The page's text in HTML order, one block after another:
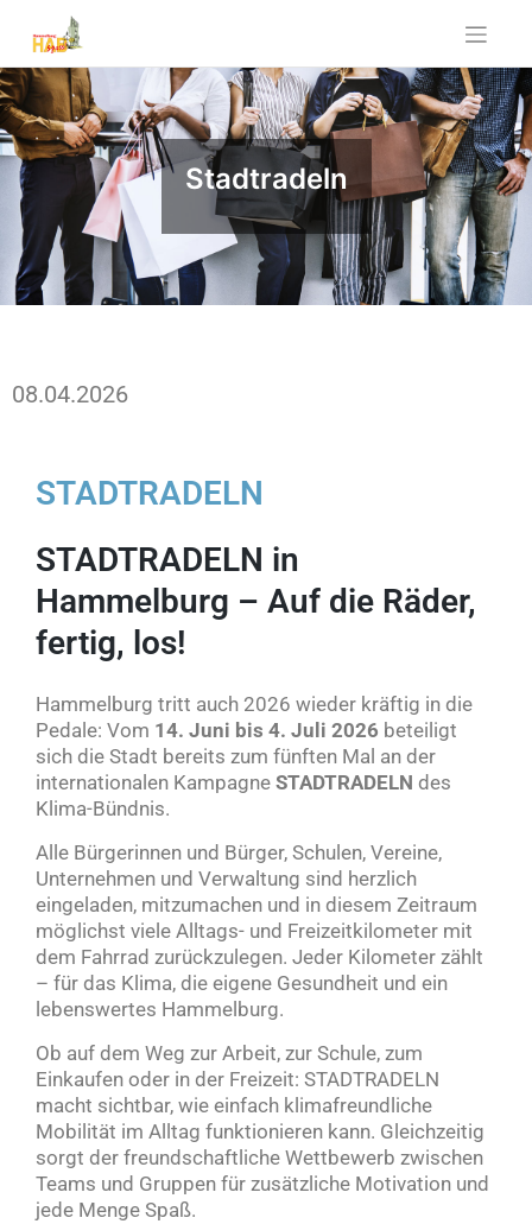
Stadtradeln
08.04.2026
STADTRADELN
STADTRADELN in
Hammelburg – Auf die Räder,
fertig, los!
Hammelburg tritt auch 2026 wieder kräftig in die
Pedale: Vom 14. Juni bis 4. Juli 2026 beteiligt
sich die Stadt bereits zum fünften Mal an der
internationalen Kampagne STADTRADELN des
Klima-Bündnis.
Alle Bürgerinnen und Bürger, Schulen, Vereine,
Unternehmen und Verwaltung sind herzlich
eingeladen, mitzumachen und in diesem Zeitraum
möglichst viele Alltags- und Freizeitkilometer mit
dem Fahrrad zurückzulegen. Jeder Kilometer zählt
– für das Klima, die eigene Gesundheit und ein
lebenswertes Hammelburg.
Ob auf dem Weg zur Arbeit, zur Schule, zum
Einkaufen oder in der Freizeit: STADTRADELN
macht sichtbar, wie einfach klimafreundliche
Mobilität im Alltag funktionieren kann. Gleichzeitig
sorgt der freundschaftliche Wettbewerb zwischen
Teams und Gruppen für zusätzliche Motivation und
jede Menge Spaß.